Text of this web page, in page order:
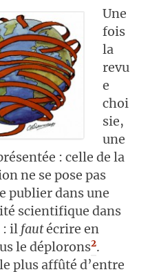
Une
fois
la
revu
e
choi
sie,
une
: celle de la
ne se pose pas
publier dans une
scientifique dans
: il fautécrire en
le déplorons2.
plus affûté d’entre